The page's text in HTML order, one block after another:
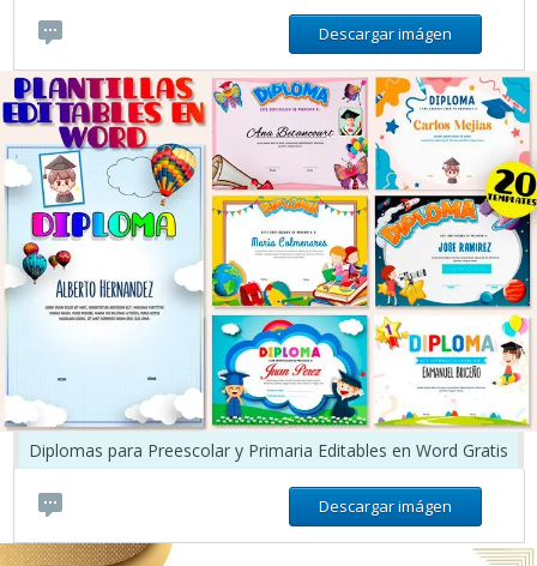
Descargar imágen
Diplomas para Preescolar y Primaria Editables en Word Gratis
Descargar imágen